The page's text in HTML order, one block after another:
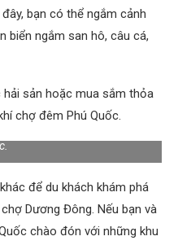
bạn có thể ngắm cảnh
biển ngắm san hô, câu cá,
sản hoặc mua sắm thỏa
chợ đêm Phú Quốc.
để du khách khám phá
Dương Đông. Nếu bạn và
chào đón với những khu